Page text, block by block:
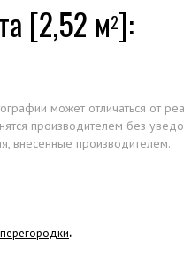
[2,52 м2]:
может отличаться от
производителем без
внесенные производителем.
.